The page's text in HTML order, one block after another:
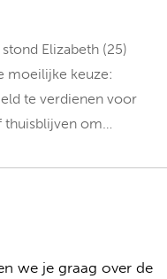
Elizabeth (25)
moeilijke keuze:
te verdienen voor
thuisblijven om…
we je graag over de